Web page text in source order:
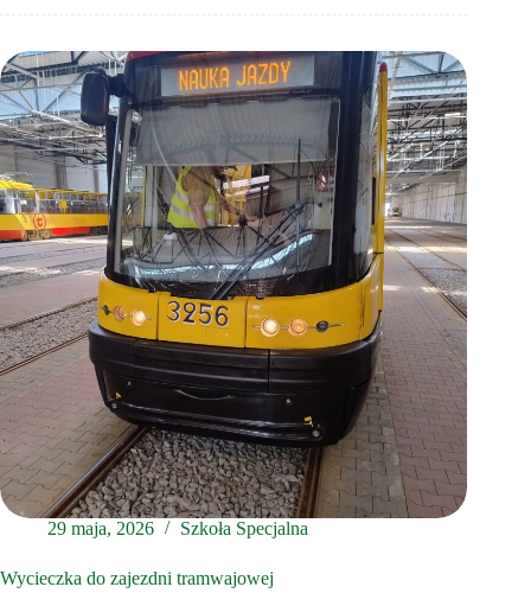
29 maja, 2026 Szkoła Specjalna
Wycieczka do zajezdni tramwajowej